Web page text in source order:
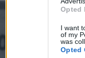
Opted
I want
of my
was
Opted